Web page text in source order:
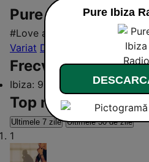
Pure Ibiza Radio
#Love and Electronic Music
Variat Dance / EDM
Frecvențe Pure
Ibiza: 97.2 FM
Top melodii
Ultimele 7 zile Ultimele 30 de zile
1
Pure Ibiza